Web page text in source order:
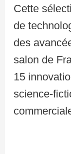
Cette
de
des
salon de
15
science-